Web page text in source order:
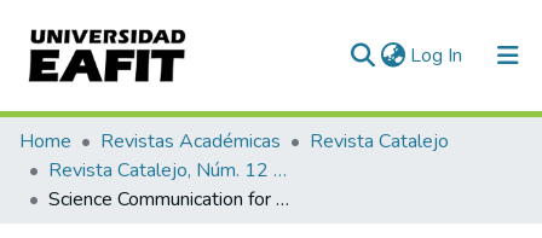
Log In (current)
Communities & Collections
All of DSpace
Home Revistas Académicas
Revista Catalejo
Revista Catalejo, Núm. 12 (2019)
Science Communication for Children in Public Televiison